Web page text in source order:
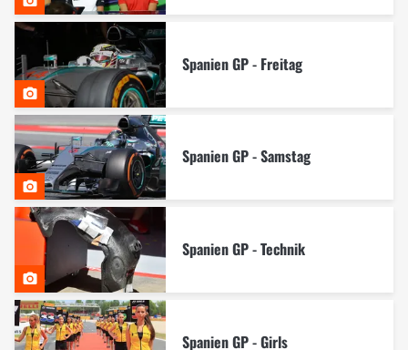
Spanien GP - Freitag
Spanien GP - Samstag
Spanien GP - Technik
Spanien GP - Girls